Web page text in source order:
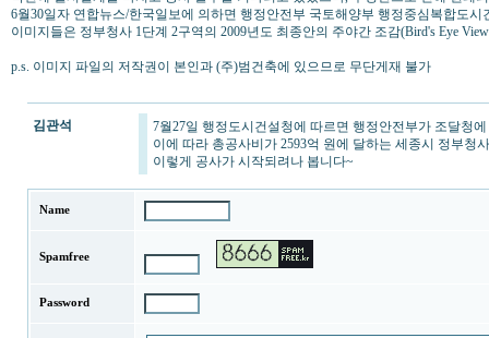
6월30일자 연합뉴스/한국일보에 의하면 행정안전부 국토해양부 행정중심복합도
이미지들은 정부청사 1단계 2구역의 2009년도 최종안의 주야간 조감(Bird's Eye
p.s. 이미지 파일의 저작권이 본인과 (주)범건축에 있으므로 무단게재 불가
김관석
7월27일 행정도시건설청에 따르면 행정안전부가 조달청
이에 따라 총공사비가 2593억 원에 달하는 세종시 정부청
이렇게 공사가 시작되려나 봅니다~
Name
Spamfree
Password